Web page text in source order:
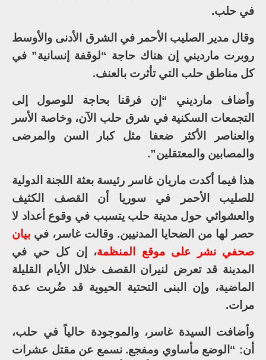
في حلب.
وقال مدير الصليب الأحمر في الشرق الأدنى والأوسط
روبرت مارديني إن هناك حاجة “لوقفة إنسانية” في
كل مناطق حلب التي تأثرت بالعنف.
وأضاف مارديني “إن فرقنا بحاجة للوصول إلى
التجمعات السكنية في شرق حلب الآن، وخاصة الأسر
والعناصر الأكثر ضعفا مثل كبار السن والمرضى
والمصابين والمعتقلين”.
هذا فيما أكدت ماريان غاسر رئيسة بعثة اللجنة الدولية
للصليب الأحمر في سوريا أن القصف الكثيف
والعشوائي حول مدينة حلب يتسبب في وقوع أعداد لا
حصر لها من الضحايا المدنيين. وقالت غاسر، في بيان
صحفي نشر على موقع المنظمة، إن كل حي في
المدينة قد تعرض لنيران القصف خلال الأيام القليلة
الماضية، وإن البنى التحتية الحيوية قد ضُربت عدة
مرات.
وأضافت السيدة غاسر، والموجودة حالياً في حلب،
أن: “الوضع مأساوي ومفجع. نسمع عن مقتل عشرات